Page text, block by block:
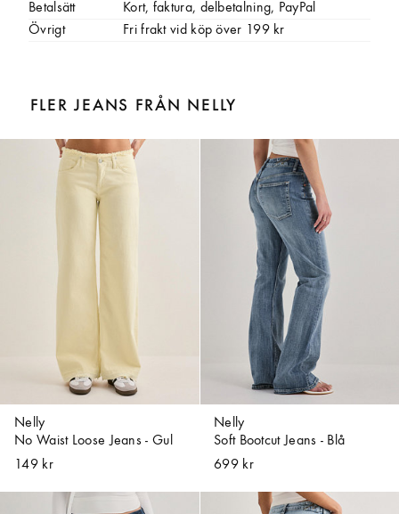
Betalsätt
Kort, faktura, delbetalning, PayPal
Övrigt
Fri frakt vid köp över 199 kr
FLER JEANS FRÅN NELLY
Nelly
No Waist Loose Jeans - Gul
149 kr
Nelly
Soft Bootcut Jeans - Blå
699 kr